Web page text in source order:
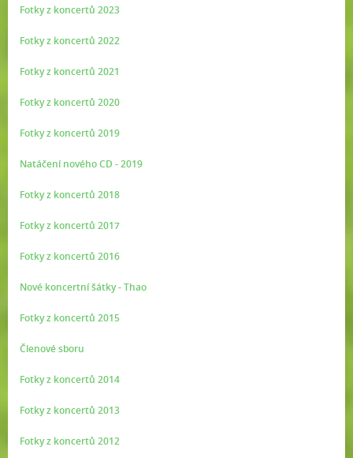
Fotky z koncertů 2023
Fotky z koncertů 2022
Fotky z koncertů 2021
Fotky z koncertů 2020
Fotky z koncertů 2019
Natáčení nového CD - 2019
Fotky z koncertů 2018
Fotky z koncertů 2017
Fotky z koncertů 2016
Nové koncertní šátky - Thao
Fotky z koncertů 2015
Členové sboru
Fotky z koncertů 2014
Fotky z koncertů 2013
Fotky z koncertů 2012